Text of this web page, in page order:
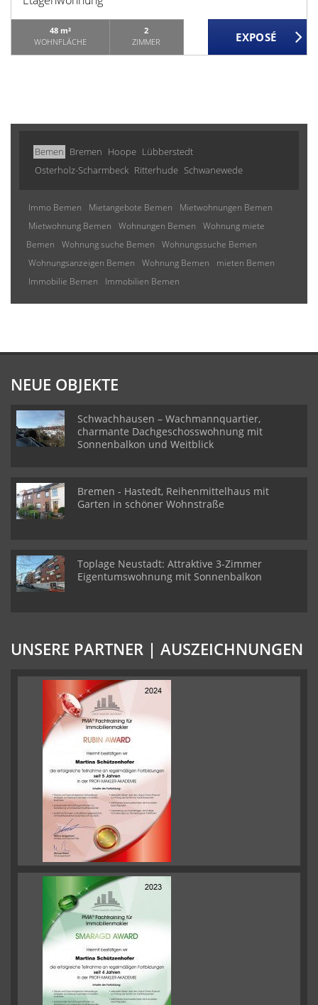
48 m²
WOHNFLÄCHE
2
ZIMMER
Bemen Bremen Hoope Lübberstedt
Osterholz-Scharmbeck Ritterhude Schwanewede
Immo Bemen Mietangebote Bemen
Mietwohnungen Bemen
Mietwohnung Bemen
Wohnungen Bemen
Wohnung miete
Bemen
Wohnung suche Bemen
Wohnungssuche Bemen
Wohnungsanzeigen Bemen
Wohnung Bemen
mieten Bemen
Immobilie Bemen
Immobilien Bemen
NEUE OBJEKTE
Schwachhausen – Wachmannquartier,
charmante Dachgeschosswohnung mit
Sonnenbalkon und Weitblick
Bremen - Hastedt, Reihenmittelhaus mit
Garten in schöner Wohnstraße
Toplage Neustadt: Attraktive 3-Zimmer
Eigentumswohnung mit Sonnenbalkon
UNSERE PARTNER | AUSZEICHNUNGEN